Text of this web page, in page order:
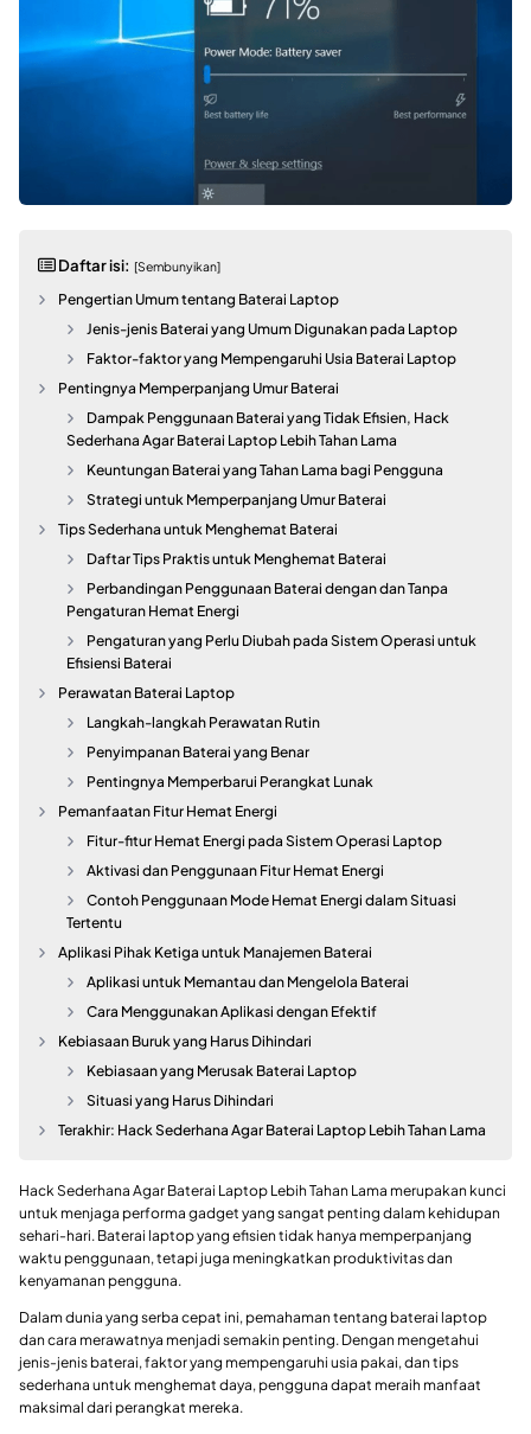
Daftar isi: [Sembunyikan]
Pengertian Umum tentang Baterai Laptop
Jenis-jenis Baterai yang Umum Digunakan pada Laptop
Faktor-faktor yang Mempengaruhi Usia Baterai Laptop
Pentingnya Memperpanjang Umur Baterai
Dampak Penggunaan Baterai yang Tidak Efisien, Hack
Sederhana Agar Baterai Laptop Lebih Tahan Lama
Keuntungan Baterai yang Tahan Lama bagi Pengguna
Strategi untuk Memperpanjang Umur Baterai
Tips Sederhana untuk Menghemat Baterai
Daftar Tips Praktis untuk Menghemat Baterai
Perbandingan Penggunaan Baterai dengan dan Tanpa
Pengaturan Hemat Energi
Pengaturan yang Perlu Diubah pada Sistem Operasi untuk
Efisiensi Baterai
Perawatan Baterai Laptop
Langkah-langkah Perawatan Rutin
Penyimpanan Baterai yang Benar
Pentingnya Memperbarui Perangkat Lunak
Pemanfaatan Fitur Hemat Energi
Fitur-fitur Hemat Energi pada Sistem Operasi Laptop
Aktivasi dan Penggunaan Fitur Hemat Energi
Contoh Penggunaan Mode Hemat Energi dalam Situasi
Tertentu
Aplikasi Pihak Ketiga untuk Manajemen Baterai
Aplikasi untuk Memantau dan Mengelola Baterai
Cara Menggunakan Aplikasi dengan Efektif
Kebiasaan Buruk yang Harus Dihindari
Kebiasaan yang Merusak Baterai Laptop
Situasi yang Harus Dihindari
Terakhir: Hack Sederhana Agar Baterai Laptop Lebih Tahan Lama
Hack Sederhana Agar Baterai Laptop Lebih Tahan Lama merupakan kunci
untuk menjaga performa gadget yang sangat penting dalam kehidupan
sehari-hari. Baterai laptop yang efisien tidak hanya memperpanjang
waktu penggunaan, tetapi juga meningkatkan produktivitas dan
kenyamanan pengguna.
Dalam dunia yang serba cepat ini, pemahaman tentang baterai laptop
dan cara merawatnya menjadi semakin penting. Dengan mengetahui
jenis-jenis baterai, faktor yang mempengaruhi usia pakai, dan tips
sederhana untuk menghemat daya, pengguna dapat meraih manfaat
maksimal dari perangkat mereka.